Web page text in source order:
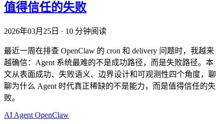
值得信任的失败
2026年03月25日 · 10 分钟阅读
最近一周在排查 OpenClaw 的 cron 和 delivery 问题时，我越来
越确信：Agent 系统最难的不是成功路径，而是失败路径。本
文从表面成功、失败语义、边界设计和可观测性四个角度，聊
聊为什么 Agent 时代真正稀缺的不是能力，而是值得信任的失
败。
AI Agent OpenClaw